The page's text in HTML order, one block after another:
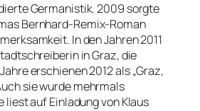
Germanistik. 2009 sorgte
Bernhard-Remix-Roman
In den Jahren 2011
in Graz, die
erschienen 2012 als „Graz,
sie wurde mehrmals
liest auf Einladung von Klaus